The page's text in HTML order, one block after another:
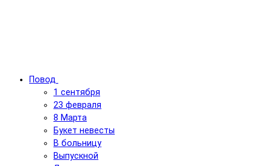
Повод
1 сентября
23 февраля
8 Марта
Букет невесты
В больницу
Выпускной